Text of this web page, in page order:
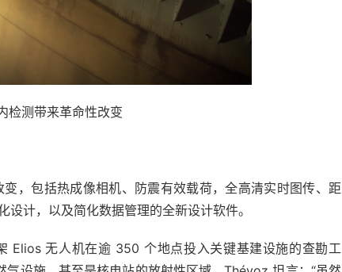
检测带来革命性改变
，包括热成像相机、防震有效载荷，全高清实时图传、距
计，以及简化数据管理的全新设计软件。
Elios 无人机在逾 350 个地点投入关键基建设施的查勘工